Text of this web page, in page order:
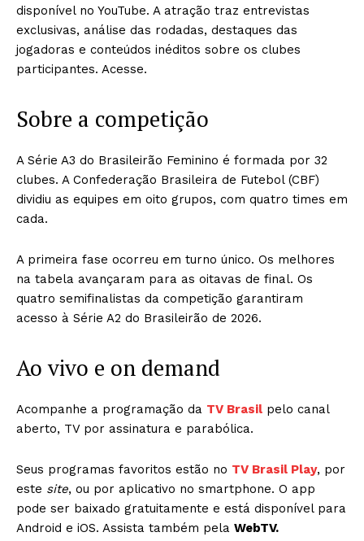
disponível no YouTube. A atração traz entrevistas
exclusivas, análise das rodadas, destaques das
jogadoras e conteúdos inéditos sobre os clubes
participantes. Acesse.
Sobre a competição
A Série A3 do Brasileirão Feminino é formada por 32
clubes. A Confederação Brasileira de Futebol (CBF)
dividiu as equipes em oito grupos, com quatro times em
cada.
A primeira fase ocorreu em turno único. Os melhores
na tabela avançaram para as oitavas de final. Os
quatro semifinalistas da competição garantiram
acesso à Série A2 do Brasileirão de 2026.
Ao vivo e on demand
Acompanhe a programação da TV Brasil pelo canal
aberto, TV por assinatura e parabólica.
Seus programas favoritos estão no TV Brasil Play, por
este site, ou por aplicativo no smartphone. O app
pode ser baixado gratuitamente e está disponível para
Android e iOS. Assista também pela WebTV.